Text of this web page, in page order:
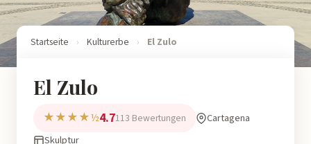
Startseite › Kulturerbe › El Zulo
El Zulo
★★★★½4.7113 Bewertungen
Cartagena
Skulptur